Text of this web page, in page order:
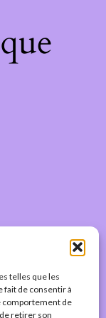
telles que les
fait de consentir à
comportement de
retirer son